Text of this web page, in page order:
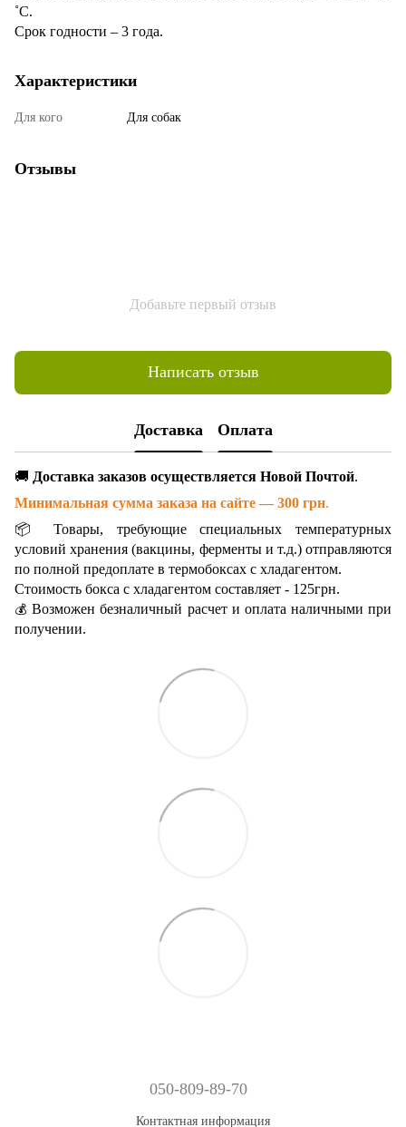
˚С.
Срок годности – 3 года.
Характеристики
Для кого Для собак
Отзывы
Добавьте первый отзыв
Написать отзыв
Доставка Оплата
🚚 Доставка заказов осуществляется Новой Почтой.
Минимальная сумма заказа на сайте — 300 грн.
📦 Товары, требующие специальных температурных
условий хранения (вакцины, ферменты и т.д.) отправляются
по полной предоплате в термобоксах с хладагентом.
Стоимость бокса с хладагентом составляет - 125грн.
💰 Возможен безналичный расчет и оплата наличными при
получении.
050-809-89-70
Контактная информация